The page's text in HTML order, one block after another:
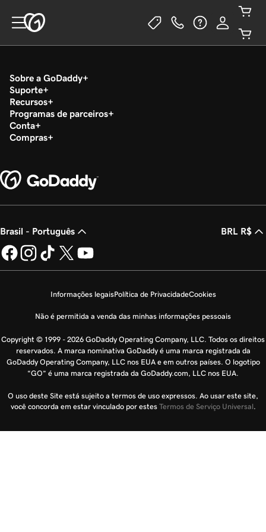
Sobre a GoDaddy
Suporte
Recursos
Programas de parceiros
Conta
Compras
Brasil - Português BRL R$
Informações legaisPolítica de PrivacidadeCookies
Não é permitida a venda das minhas informações pessoais
Copyright © 1999 - 2026 GoDaddy Operating Company, LLC. Todos os direitos
reservados. A marca nominativa GoDaddy é uma marca registrada da
GoDaddy Operating Company, LLC nos EUA e em outros países. O logotipo
“GO” é uma marca registrada da GoDaddy.com, LLC nos EUA.
O uso deste Site está sujeito a termos de uso expressos. Ao usar este site,
você concorda em estar vinculado por estes Termos de Serviço Universal.